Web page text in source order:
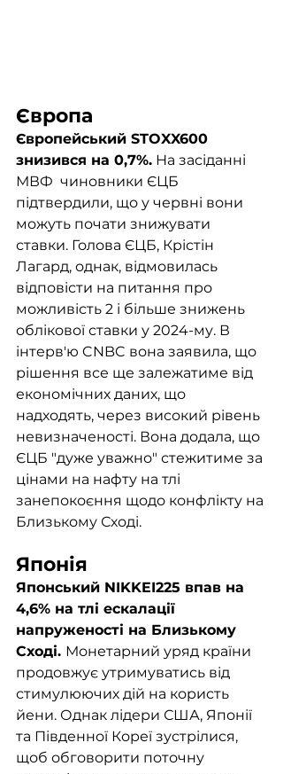
Європа
Європейський STOXX600
знизився на 0,7%. На засіданні
МВФ  чиновники ЄЦБ
підтвердили, що у червні вони
можуть почати знижувати
ставки. Голова ЄЦБ, Крістін
Лагард, однак, відмовилась
відповісти на питання про
можливість 2 і більше знижень
облікової ставки у 2024-му. В
інтерв'ю CNBC вона заявила, що
рішення все ще залежатиме від
економічних даних, що
надходять, через високий рівень
невизначеності. Вона додала, що
ЄЦБ "дуже уважно" стежитиме за
цінами на нафту на тлі
занепокоєння щодо конфлікту на
Близькому Сході.
Японія
Японський NIKKEI225 впав на
4,6% на тлі ескалації
напруженості на Близькому
Сході. Монетарний уряд країни
продовжує утримуватись від
стимулюючих дій на користь
йени. Однак лідери США, Японії
та Південної Кореї зустрілися,
щоб обговорити поточну